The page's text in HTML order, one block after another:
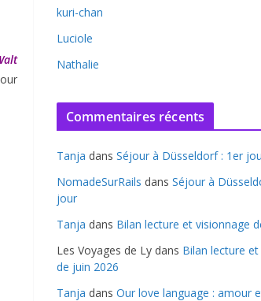
kuri-chan
Luciole
Nathalie
Commentaires récents
Tanja dans Séjour à Düsseldorf : 1er
NomadeSurRails dans Séjour à
jour
Tanja dans Bilan lecture et visionnage
Les Voyages de Ly dans Bilan lecture
de juin 2026
Tanja dans Our love language : amour